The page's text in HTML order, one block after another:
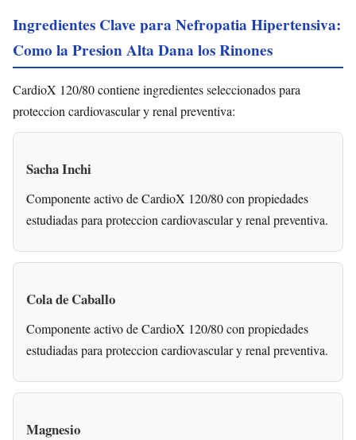
Ingredientes Clave para Nefropatia Hipertensiva:
Como la Presion Alta Dana los Rinones
CardioX 120/80 contiene ingredientes seleccionados para
proteccion cardiovascular y renal preventiva:
Sacha Inchi
Componente activo de CardioX 120/80 con propiedades
estudiadas para proteccion cardiovascular y renal preventiva.
Cola de Caballo
Componente activo de CardioX 120/80 con propiedades
estudiadas para proteccion cardiovascular y renal preventiva.
Magnesio